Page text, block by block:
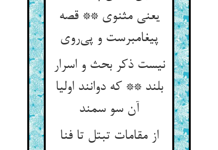
یعنی مثنوی ** قصه
پیغامبرست و پی‌روی
نیست ذکر بحث و اسرار
بلند ** که دوانند اولیا
آن سو سمند
از مقامات تبتل تا فنا